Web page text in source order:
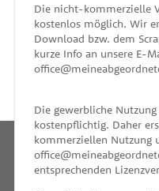
Die nicht-kommerzielle
kostenlos möglich. Wir
Download bzw. dem
kurze Info an unsere E-
Die gewerbliche
kostenpflichtig. Daher
kommerziellen Nutzung
entsprechenden